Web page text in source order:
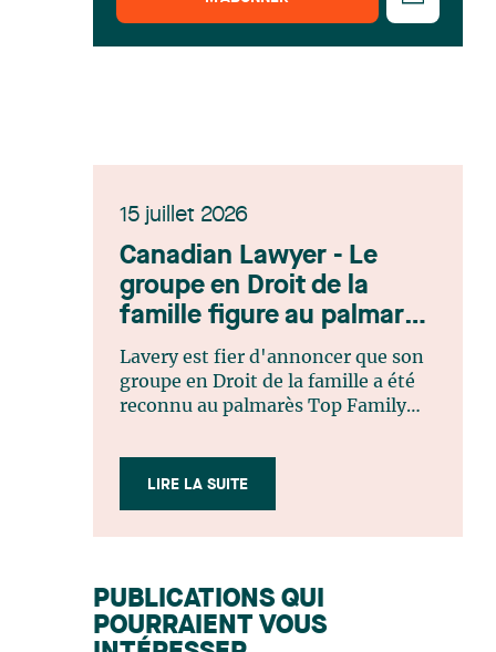
15 juillet 2026
Canadian Lawyer - Le
groupe en Droit de la
famille figure au palmarès
Top Family Law Firm
Teams 2026
Lavery est fier d'annoncer que son
groupe en Droit de la famille a été
reconnu au palmarès Top Family
Lawyer. Cette reconnaissance est le
fruit d'un processus de sélection
d'une évaluation par un jury
indépendant composé de praticiens
LIRE LA SUITE
PUBLICATIONS QUI
POURRAIENT VOUS